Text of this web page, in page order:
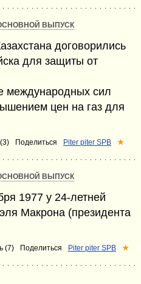
ВЫПУСК
договорились
для защиты от
международных сил
цен на газ для
Поделиться Piter piter SPB ★
ВЫПУСК
1977 у 24-летней
Макрона (президента
(7) Поделиться Piter piter SPB ★